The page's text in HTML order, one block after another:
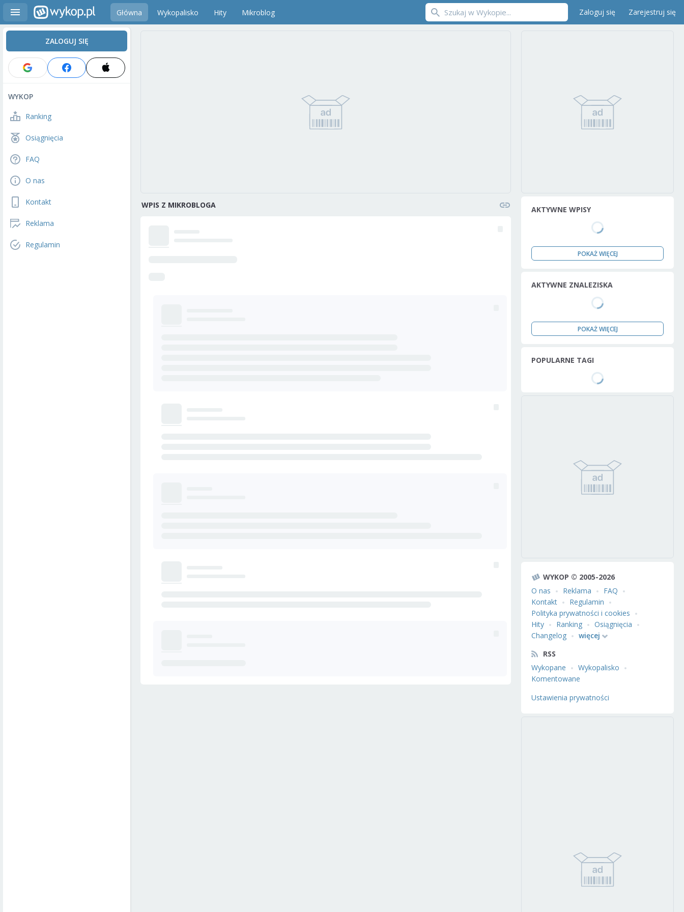
Główna Wykopalisko Hity Mikroblog Zaloguj się Zarejestruj się
ZALOGUJ SIĘ
WYKOP
Ranking
Osiągnięcia
FAQ
O nas
Kontakt
Reklama
Regulamin
WPIS Z MIKROBLOGA AKTYWNE WPISY
POKAŻ WIĘCEJ
AKTYWNE ZNALEZISKA
POKAŻ WIĘCEJ
POPULARNE TAGI
WYKOP © 2005-2026
O nas
Reklama
FAQ
Kontakt
Regulamin
Polityka prywatności i cookies
Hity
Ranking
Osiągnięcia
Changelog
więcej
RSS
Wykopane
Wykopalisko
Komentowane
Ustawienia prywatności